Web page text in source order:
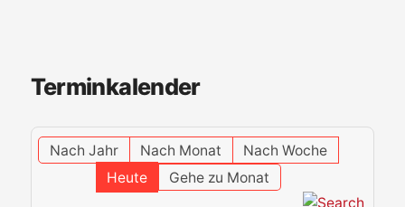
Terminkalender
Nach Jahr Nach Monat
Nach Woche
Heute
Gehe zu Monat